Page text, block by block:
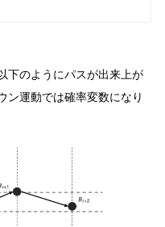
下のようにパスが出来上が
ン運動では確率変数になり